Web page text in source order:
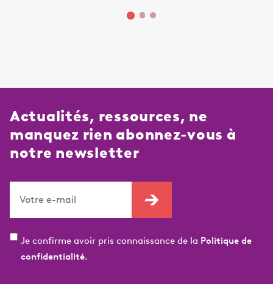
Actualités, ressources, ne
manquez rien abonnez-vous à
notre newsletter
Je confirme avoir pris connaissance de la Politique de
confidentialité.